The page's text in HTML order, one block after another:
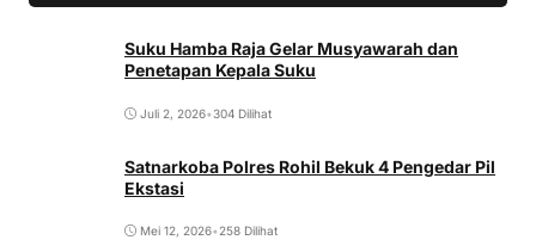
Suku Hamba Raja Gelar Musyawarah dan
Penetapan Kepala Suku
Juli 2, 2026•304 Dilihat
Satnarkoba Polres Rohil Bekuk 4 Pengedar Pil
Ekstasi
Mei 12, 2026• 258 Dilihat